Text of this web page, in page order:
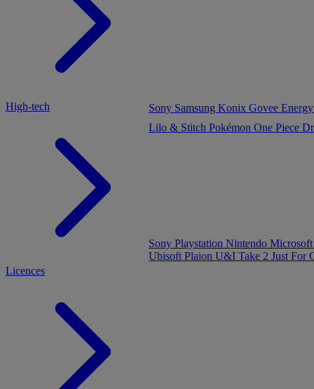
Sony Playstation Nintendo
Ubisoft Plaion U&I Take 2 Just For
Lilo & Stitch Pokémon One Piece
High-tech Sony Samsung Konix Govee
Licences